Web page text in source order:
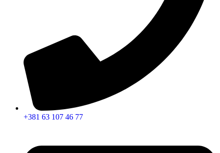
+381 63 107 46 77